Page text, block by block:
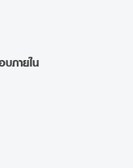
ภายใน